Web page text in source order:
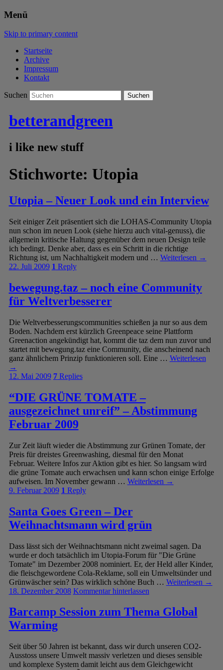
Menü
Skip to primary content
Startseite
Archive
Impressum
Kontakt
Suchen
betterandgreen
i like new stuff
Stichworte: Utopia
Utopia – Neuer Look und ein Interview
Seit einiger Zeit präsentiert sich die LOHAS-Community Utopia
nun schon im neuen Look (siehe hierzu auch vital-genuss), die
allgemein kritische Haltung gegenüber dem neuen Design teile
ich bedingt. Denke aber, dass es ein Schritt in die richtige
Richtung ist, um Nachhaltigkeit modern und … Weiterlesen →
22. Juli 2009 1 Reply
bewegung.taz – noch eine Community
für Weltverbesserer
Die Weltverbesserungscommunities schießen ja nur so aus dem
Boden. Nachdem erst kürzlich Greenpeace seine Plattform
Greenaction angekündigt hat, kommt die taz dem nun zuvor und
startet mit bewegung.taz eine Community, die anscheinend nach
ganz ähnlichem Prinzip funktionieren soll. Eine … Weiterlesen
→
12. Mai 2009 7Replies
“DIE GRÜNE TOMATE –
ausgezeichnet unreif” – Abstimmung
Februar 2009
Zur Zeit läuft wieder die Abstimmung zur Grünen Tomate, der
Preis für dreistes Greenwashing, diesmal für den Monat
Februar. Weitere Infos zur Aktion gibt es hier. So langsam wird
die grüne Tomate auch erwachsen und kann schon einige Erfolge
aufweisen. Im November gewann … Weiterlesen →
9. Februar 2009 1 Reply
Santa Goes Green – Der
Weihnachtsmann wird grün
Dass lässt sich der Weihnachtsmann nicht zweimal sagen. Da
wurde er doch tatsächlich im Utopia-Forum für "Die Grüne
Tomate" im Dezember 2008 nominiert. Er, der Held aller Kinder,
die fleischgewordene Cola-Reklame, soll ein Umweltsünder und
Grünwäscher sein? Das wirklich schöne Buch … Weiterlesen →
18. Dezember 2008 Kommentar hinterlassen
Barcamp Session zum Thema Global
Warming
Seit über 50 Jahren ist bekannt, dass wir durch unseren CO2-
Ausstoss unsere Umwelt massiv verletzen und dieses sensible
und komplexe System damit leicht aus dem Gleichgewicht